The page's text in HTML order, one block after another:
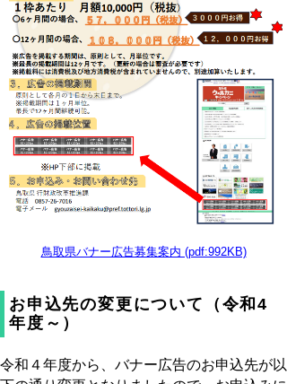
鳥取県バナー広告募集案内 (pdf:992KB)
お申込先の変更について（令和4
年度～）
令和４年度から、バナー広告のお申込先が以